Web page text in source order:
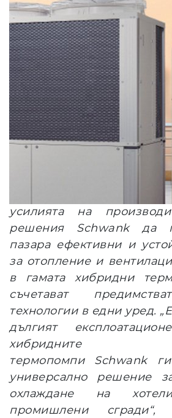
усилията на
решения Schwank да
пазара ефективни и
за отопление и
в гамата хибридни
съчетават
технологии в едни уред.
дългият
хибридните
термопомпи Schwank
универсално решение
охлаждане на
промишлени